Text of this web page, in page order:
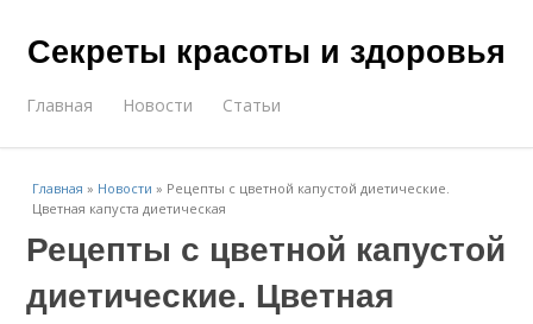
Секреты красоты и здоровья
Главная Новости Статьи
Главная » Новости » Рецепты с цветной капустой диетические.
Цветная капуста диетическая
Рецепты с цветной капустой
диетические. Цветная